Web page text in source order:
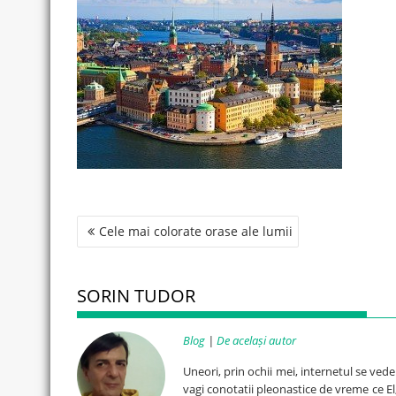
Post
navigation
Cele mai colorate orase ale lumii
SORIN TUDOR
Blog | De același autor
Uneori, prin ochii mei, internetul se
vagi conotatii pleonastice de vreme ce